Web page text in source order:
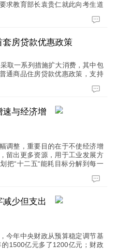
求教育部长袁贵仁就此向考生道
房贷款优惠政策
取一系列措施扩大消费，其中包
通商品住房贷款优惠政策，支持
速与经济增
调整，重要目的在于不使经济增
留出更多资源，用于工业发展方
把“十二五“能耗目标分解到每一
少但支出
今年中央财政从预算稳定调节基
1500亿元多了1200亿元；财政